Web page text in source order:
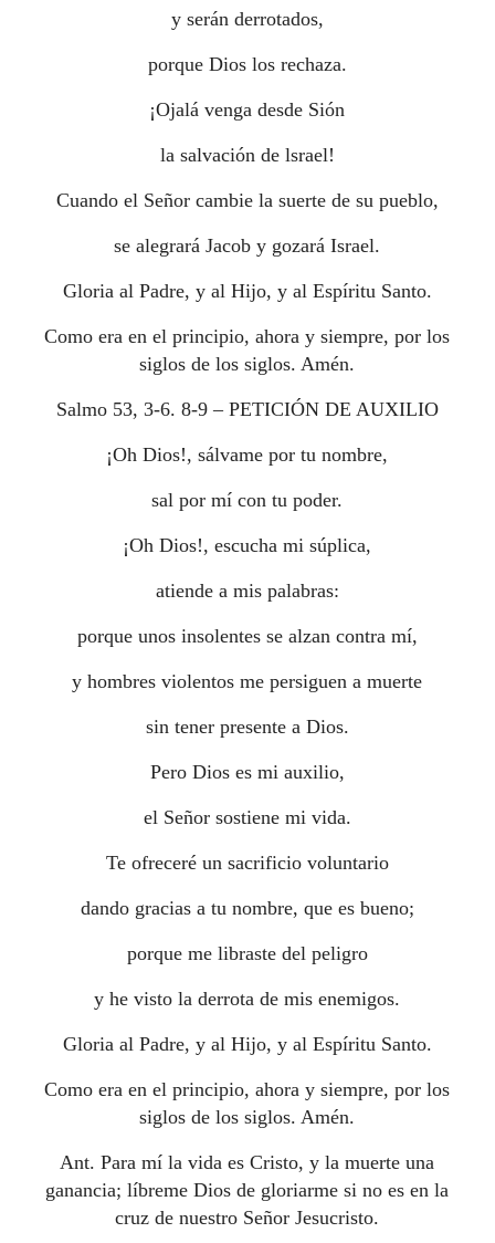
y serán derrotados,
porque Dios los rechaza.
¡Ojalá venga desde Sión
la salvación de lsrael!
Cuando el Señor cambie la suerte de su pueblo,
se alegrará Jacob y gozará Israel.
Gloria al Padre, y al Hijo, y al Espíritu Santo.
Como era en el principio, ahora y siempre, por los
siglos de los siglos. Amén.
Salmo 53, 3-6. 8-9 – PETICIÓN DE AUXILIO
¡Oh Dios!, sálvame por tu nombre,
sal por mí con tu poder.
¡Oh Dios!, escucha mi súplica,
atiende a mis palabras:
porque unos insolentes se alzan contra mí,
y hombres violentos me persiguen a muerte
sin tener presente a Dios.
Pero Dios es mi auxilio,
el Señor sostiene mi vida.
Te ofreceré un sacrificio voluntario
dando gracias a tu nombre, que es bueno;
porque me libraste del peligro
y he visto la derrota de mis enemigos.
Gloria al Padre, y al Hijo, y al Espíritu Santo.
Como era en el principio, ahora y siempre, por los
siglos de los siglos. Amén.
Ant. Para mí la vida es Cristo, y la muerte una
ganancia; líbreme Dios de gloriarme si no es en la
cruz de nuestro Señor Jesucristo.